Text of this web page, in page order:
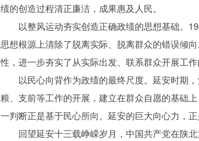
绩的创造过程清正廉洁，成果惠及人民。
以整风运动夯实创造正确政绩的思想基础。
思想根源上清除了脱离实际、脱离群众的错误倾
性，进一步夯实了从实际出发、联系群众开展工作
以民心向背作为政绩的最终尺度。延安时期
粮、支前等工作的开展，建立在群众自愿的基础
一判断正是基于民心所向。延安的巨大向心力，
回望延安十三载峥嵘岁月，中国共产党在陕